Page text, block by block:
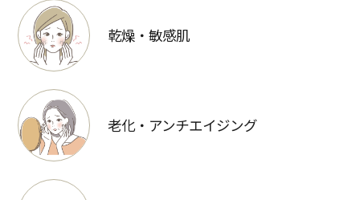
乾燥・敏感肌
老化・アンチエイジング